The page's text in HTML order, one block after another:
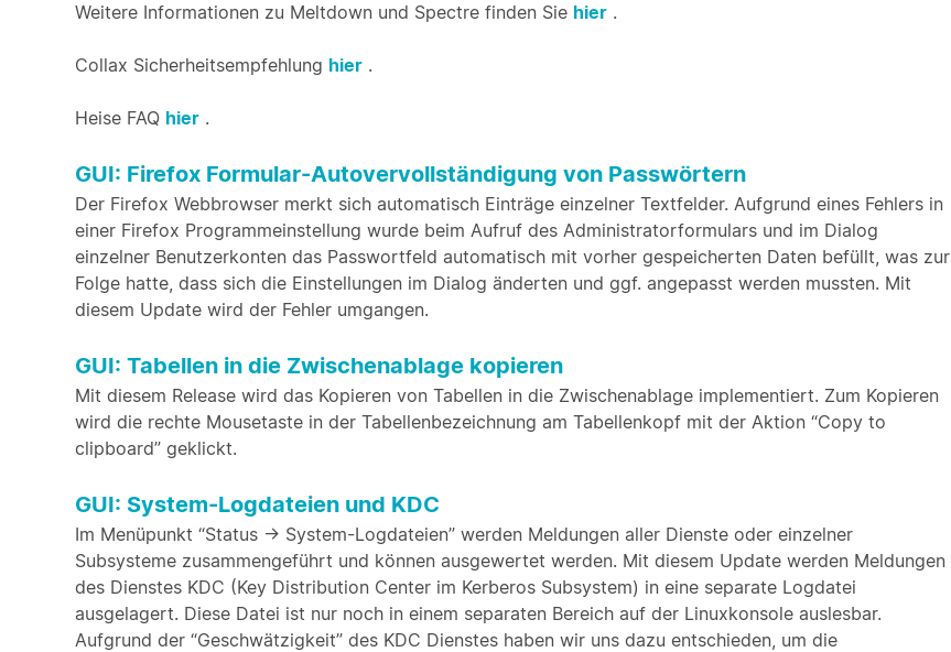
Weitere Informationen zu Meltdown und Spectre finden Sie hier .
Collax Sicherheitsempfehlung hier .
Heise FAQ hier .
GUI: Firefox Formular-Autovervollständigung von Passwörtern
Der Firefox Webbrowser merkt sich automatisch Einträge einzelner Textfelder. Aufgrund eines Fehlers in
einer Firefox Programmeinstellung wurde beim Aufruf des Administratorformulars und im Dialog
einzelner Benutzerkonten das Passwortfeld automatisch mit vorher gespeicherten Daten befüllt, was zur
Folge hatte, dass sich die Einstellungen im Dialog änderten und ggf. angepasst werden mussten. Mit
diesem Update wird der Fehler umgangen.
GUI: Tabellen in die Zwischenablage kopieren
Mit diesem Release wird das Kopieren von Tabellen in die Zwischenablage implementiert. Zum Kopieren
wird die rechte Mousetaste in der Tabellenbezeichnung am Tabellenkopf mit der Aktion “Copy to
clipboard” geklickt.
GUI: System-Logdateien und KDC
Im Menüpunkt “Status -> System-Logdateien” werden Meldungen aller Dienste oder einzelner
Subsysteme zusammengeführt und können ausgewertet werden. Mit diesem Update werden Meldungen
des Dienstes KDC (Key Distribution Center im Kerberos Subsystem) in eine separate Logdatei
ausgelagert. Diese Datei ist nur noch in einem separaten Bereich auf der Linuxkonsole auslesbar.
Aufgrund der “Geschwätzigkeit” des KDC Dienstes haben wir uns dazu entschieden, um die